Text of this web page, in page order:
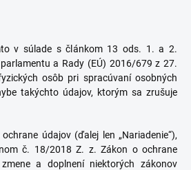
v súlade s článkom 13 ods. 1. a 2.
a Rady (EÚ) 2016/679 z 27.
osôb pri spracúvaní osobných
takýchto údajov, ktorým sa zrušuje
údajov (ďalej len „Nariadenie“),
č. 18/2018 Z. z. Zákon o ochrane
a doplnení niektorých zákonov